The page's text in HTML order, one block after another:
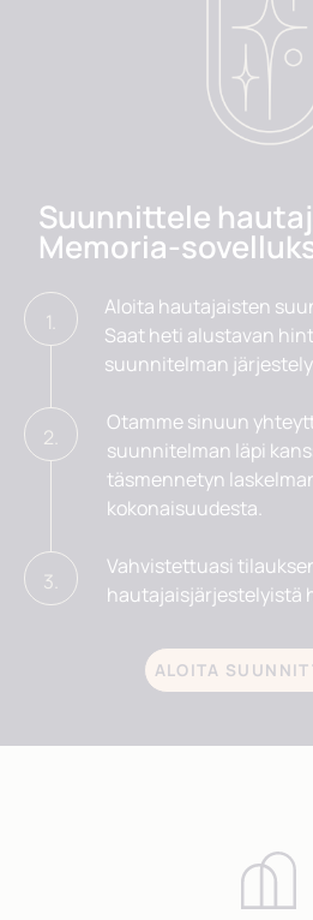
Suunnittele
Memoria-
1.
Aloita hautajaisten
Saat heti alustavan
suunnitelman
2.
Otamme sinuun
suunnitelman läpi
täsmennetyn
kokonaisuudesta.
3.
Vahvistettuasi
hautajaisjärjestelyistä
ALOITA